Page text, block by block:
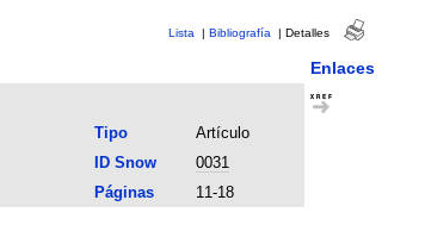
Lista | Bibliografía | Detalles
Enlaces
Tipo
Artículo
ID Snow
0031
Páginas
11-18